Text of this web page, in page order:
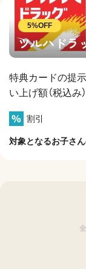
5%OFF
ツルハド
特典カードの提示
い上げ額（税込み
割引
対象となるお子さ